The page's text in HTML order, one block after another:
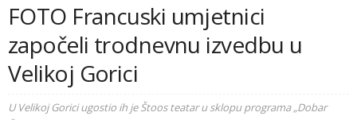
FOTO Francuski umjetnici
započeli trodnevnu izvedbu u
Velikoj Gorici
U Velikoj Gorici ugostio ih je Štoos teatar u sklopu programa „Dobar